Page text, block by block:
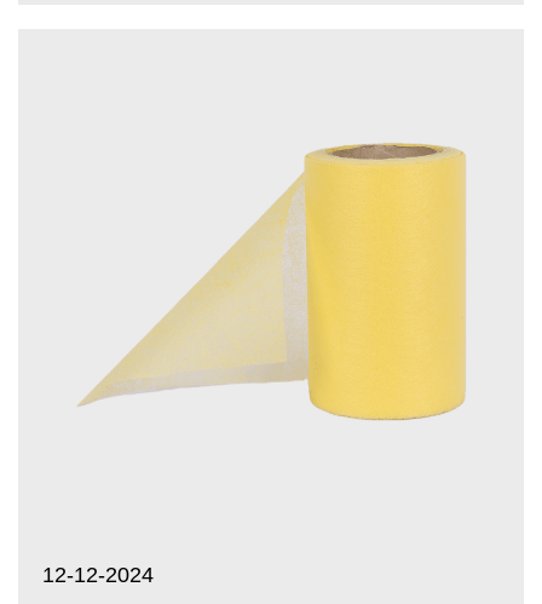
12-12-2024